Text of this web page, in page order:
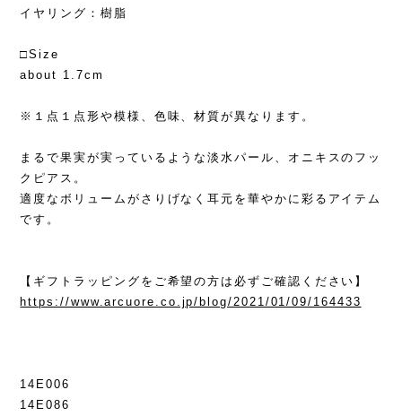
イヤリング：樹脂
□Size
about 1.7cm
※１点１点形や模様、色味、材質が異なります。
まるで果実が実っているような淡水パール、オニキスのフッ
クピアス。
適度なボリュームがさりげなく耳元を華やかに彩るアイテム
です。
【ギフトラッピングをご希望の方は必ずご確認ください】
https://www.arcuore.co.jp/blog/2021/01/09/164433
14E006
14E086